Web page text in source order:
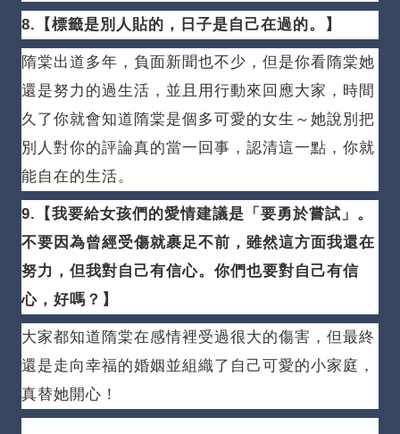
8.【標籤是別人貼的，日子是自己在過的。 】
隋棠出道多年，負面新聞也不少，但是你看隋棠她
還是努力的過生活，並且用行動來回應大家，時間
久了你就會知道隋棠是個多可愛的女生～她說別把
別人對你的評論真的當一回事，認清這一點，你就
能自在的生活。
9.【我要給女孩們的愛情建議是「要勇於嘗試」。
不要因為曾經受傷就裹足不前，雖然這方面我還在
努力，但我對自己有信心。 你們也要對自己有信
心，好嗎？ 】
大家都知道隋棠在感情裡受過很大的傷害，但最終
還是走向幸福的婚姻並組織了自己可愛的小家庭，
真替她開心！